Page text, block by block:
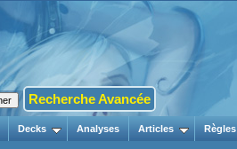
Recherche Avancée
Decks Analyses Articles Règles